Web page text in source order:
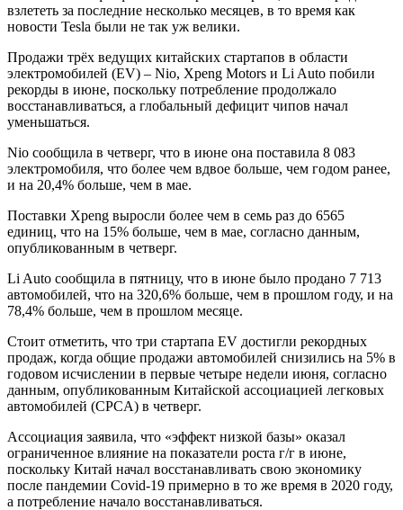
взлететь за последние несколько месяцев, в то время как
новости Tesla были не так уж велики.
Продажи трёх ведущих китайских стартапов в области
электромобилей (EV) – Nio, Xpeng Motors и Li Auto побили
рекорды в июне, поскольку потребление продолжало
восстанавливаться, а глобальный дефицит чипов начал
уменьшаться.
Nio сообщила в четверг, что в июне она поставила 8 083
электромобиля, что более чем вдвое больше, чем годом ранее,
и на 20,4% больше, чем в мае.
Поставки Xpeng выросли более чем в семь раз до 6565
единиц, что на 15% больше, чем в мае, согласно данным,
опубликованным в четверг.
Li Auto сообщила в пятницу, что в июне было продано 7 713
автомобилей, что на 320,6% больше, чем в прошлом году, и на
78,4% больше, чем в прошлом месяце.
Стоит отметить, что три стартапа EV достигли рекордных
продаж, когда общие продажи автомобилей снизились на 5% в
годовом исчислении в первые четыре недели июня, согласно
данным, опубликованным Китайской ассоциацией легковых
автомобилей (CPCA) в четверг.
Ассоциация заявила, что «эффект низкой базы» оказал
ограниченное влияние на показатели роста г/г в июне,
поскольку Китай начал восстанавливать свою экономику
после пандемии Covid-19 примерно в то же время в 2020 году,
а потребление начало восстанавливаться.